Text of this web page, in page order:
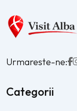
Urmareste-ne:
Categorii